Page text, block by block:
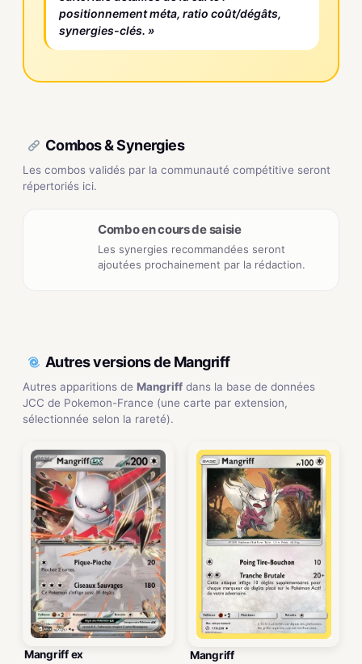
positionnement méta, ratio coût/dégâts,
synergies-clés. »
Combos & Synergies
Les combos validés par la communauté compétitive seront
répertoriés ici.
Combo en cours de saisie
Les synergies recommandées seront
ajoutées prochainement par la rédaction.
Autres versions de Mangriff
Autres apparitions de Mangriff dans la base de données
JCC de Pokemon-France (une carte par extension,
sélectionnée selon la rareté).
Mangriff ex Mangriff